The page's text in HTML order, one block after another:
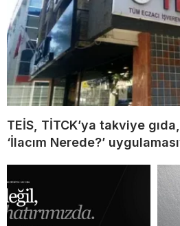
TEİS, TİTCK’ya takviye
‘İlacım Nerede?’